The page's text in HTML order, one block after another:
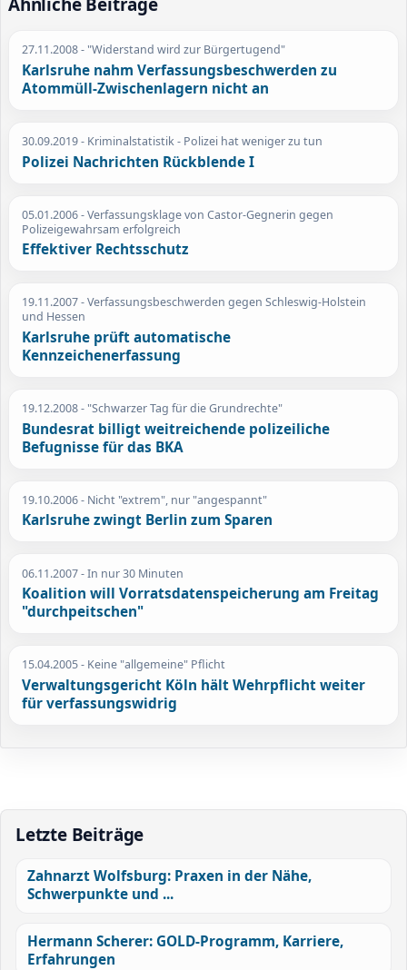
Ähnliche Beiträge
27.11.2008- "Widerstand wird zur Bürgertugend"
Karlsruhe nahm Verfassungsbeschwerden zu
Atommüll-Zwischenlagern nicht an
30.09.2019- Kriminalstatistik - Polizei hat weniger zu tun
Polizei Nachrichten Rückblende I
05.01.2006- Verfassungsklage von Castor-Gegnerin gegen
Polizeigewahrsam erfolgreich
Effektiver Rechtsschutz
19.11.2007- Verfassungsbeschwerden gegen Schleswig-Holstein
und Hessen
Karlsruhe prüft automatische
Kennzeichenerfassung
19.12.2008- "Schwarzer Tag für die Grundrechte"
Bundesrat billigt weitreichende polizeiliche
Befugnisse für das BKA
19.10.2006- Nicht "extrem", nur "angespannt"
Karlsruhe zwingt Berlin zum Sparen
06.11.2007- In nur 30 Minuten
Koalition will Vorratsdatenspeicherung am Freitag
"durchpeitschen"
15.04.2005- Keine "allgemeine" Pflicht
Verwaltungsgericht Köln hält Wehrpflicht weiter
für verfassungswidrig
Letzte Beiträge
Zahnarzt Wolfsburg: Praxen in der Nähe,
Schwerpunkte und ...
Hermann Scherer: GOLD-Programm, Karriere,
Erfahrungen